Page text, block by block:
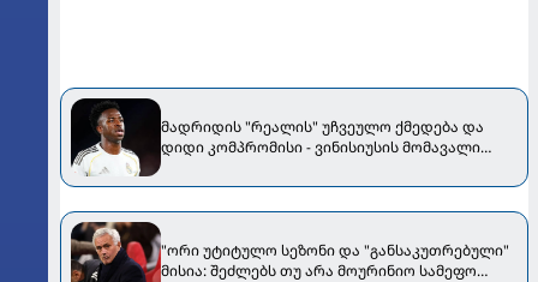
მადრიდის "რეალის" უჩვეულო ქმედება და
დიდი კომპრომისი - ვინისიუსის მომავალი
"ორი უტიტულო სეზონი და "განსაკუთრებული"
მისია: შეძლებს თუ არა მოურინიო სამეფო